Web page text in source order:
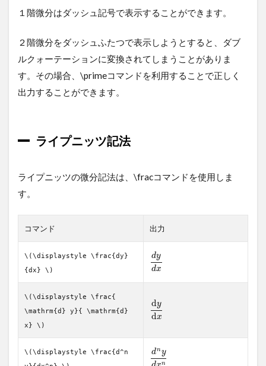
演
１階微分はダッシュ記号で表示することができます。
２階微分をダッシュふたつで表示しようとすると、ダブ
ルクォーテーションに変換されてしまうことがありま
す。その場合、\primeコマンドを利用することで正しく
出力することができます。
ライプニッツ記法
ライプニッツの微分記法は、\fracコマンドを使用しま
す。
コマンド 出力
\(\displaystyle \frac{dy}
{dx} \)
dy
dx
\(\displaystyle \frac{
\mathrm{d} y}{ \mathrm{d}
x} \)
dy
dx
\(\displaystyle \frac{d^n
dny
n